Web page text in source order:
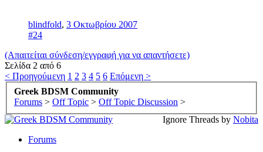
blindfold, 3 Οκτωβρίου 2007
#24
(Απαιτείται σύνδεση/εγγραφή για να απαντήσετε)
Σελίδα 2 από 6
< Προηγούμενη 1 2 3 4 5 6 Επόμενη >
Greek BDSM Community
Forums > Off Topic > Off Topic Discussion >
Ignore Threads by Nobita
Forums